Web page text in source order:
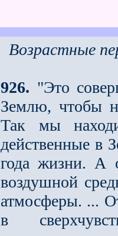
Возрастные
926. "Это
Землю, чтобы
Так мы
действенные в
года жизни. А
воздушной
атмосферы. ...
в